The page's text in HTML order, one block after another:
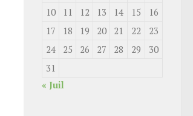
10
11 12 13 14 15
16
17
18 19 20 21 22
23
24
25 26 27 28 29
30
31
« Juil